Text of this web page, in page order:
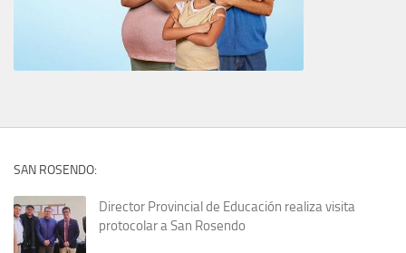
SAN ROSENDO:
Director Provincial de Educación realiza visita
protocolar a San Rosendo